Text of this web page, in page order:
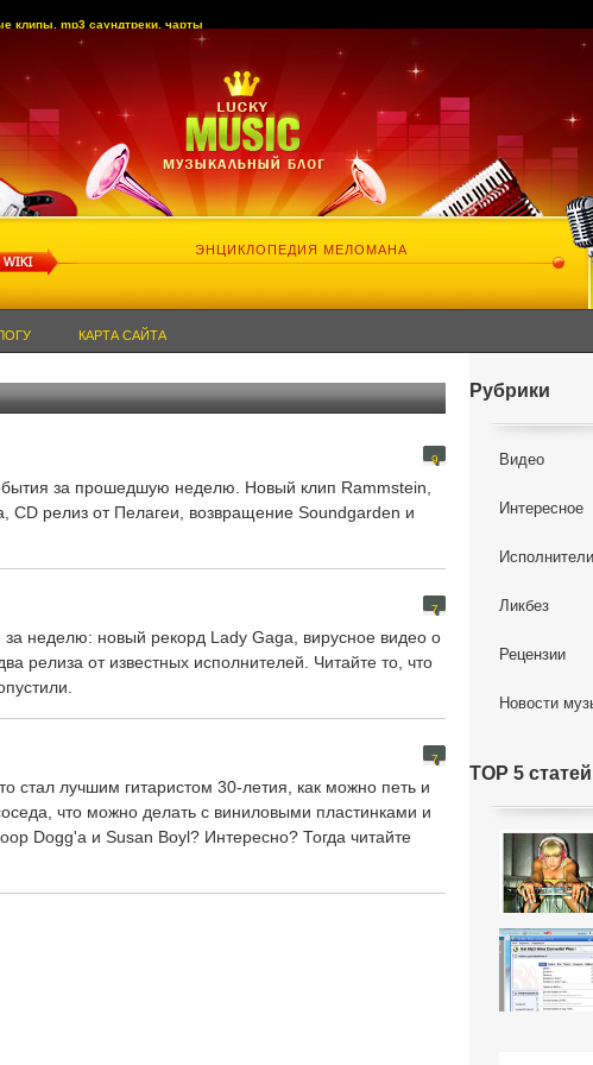
клипы, mp3 саундтреки, чарты
ЭНЦИКЛОПЕДИЯ МЕЛОМАНА
КАРТА САЙТА
9
за прошедшую неделю. Новый клип Rammstein,
CD релиз от Пелагеи, возвращение Soundgarden и
7
неделю: новый рекорд Lady Gaga, вирусное видео о
релиза от известных исполнителей. Читайте то, что
7
стал лучшим гитаристом 30-летия, как можно петь и
что можно делать с виниловыми пластинками и
Dogg'a и Susan Boyl? Интересно? Тогда читайте
Рубрики
Видео
Интересное
Исполнители
Ликбез
Рецензии
Новости
TOP 5 статей